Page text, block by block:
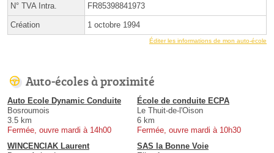
N° TVA Intra. FR85398841973
Création 1 octobre 1994
Éditer les informations de mon auto-école
Auto-écoles à proximité
Auto Ecole Dynamic Conduite
Bosroumois
3.5 km
Fermée, ouvre mardi à 14h00
École de conduite ECPA
Le Thuit-de-l'Oison
6 km
Fermée, ouvre mardi à 10h30
WINCENCIAK Laurent
SAS la Bonne Voie